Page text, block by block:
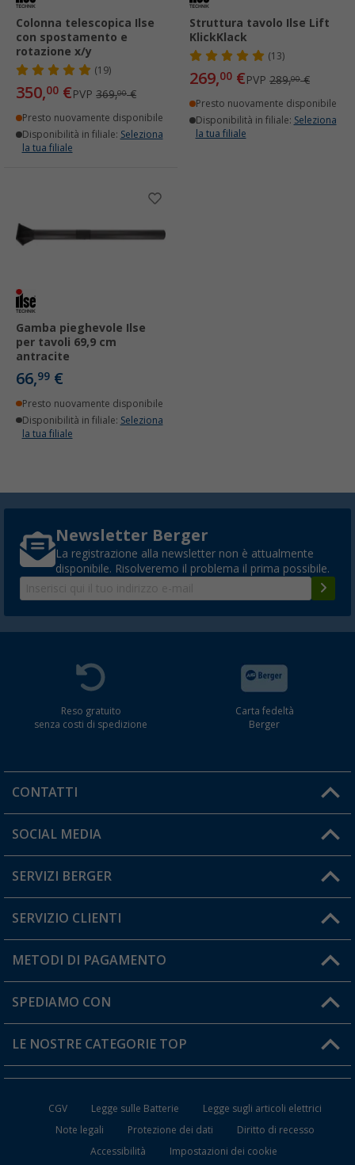
Colonna telescopica Ilse
con spostamento e
rotazione x/y
(19)
350,00 €PVP 369,00€
Presto nuovamente disponibile
Disponibilità in filiale: Seleziona
la tua filiale
Struttura tavolo Ilse Lift
KlickKlack
(13)
269,00 €PVP 289,00€
Presto nuovamente disponibile
Disponibilità in filiale: Seleziona
la tua filiale
Gamba pieghevole Ilse
per tavoli 69,9 cm
antracite
66,99 €
Presto nuovamente disponibile
Disponibilità in filiale: Seleziona
la tua filiale
Newsletter Berger
La registrazione alla newsletter non è attualmente
disponibile. Risolveremo il problema il prima possibile.
Reso gratuito
senza costi di spedizione
Carta fedeltà
Berger
CONTATTI
Orari di apertura del servizio:
Hai una domanda?
SOCIAL MEDIA
SERVIZI BERGER
Diventare rivenditori
Il mio Account
Carta fedeltà Berger
SERVIZIO CLIENTI
Informazioni sulla spedizione
Resi
FAQ e Contatti
METODI DI PAGAMENTO
SPEDIAMO CON
LE NOSTRE CATEGORIE TOP
Mobili per il Campeggio
CGV Legge sulle Batterie
Legge sugli articoli elettrici
Note legali
Protezione dei dati
Diritto di recesso
Accessibilità
Impostazioni dei cookie